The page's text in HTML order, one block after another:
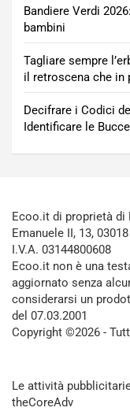
Bandiere Verdi
bambini
Tagliare sempre
il retroscena che in
Decifrare i Codici
Identificare le
Ecoo.it di proprietà di
Emanuele II, 13,
I.V.A. 03144800608
Ecoo.it non è una
aggiornato senza
considerarsi un
del 07.03.2001
Copyright ©2026 -
Le attività
theCoreAdv